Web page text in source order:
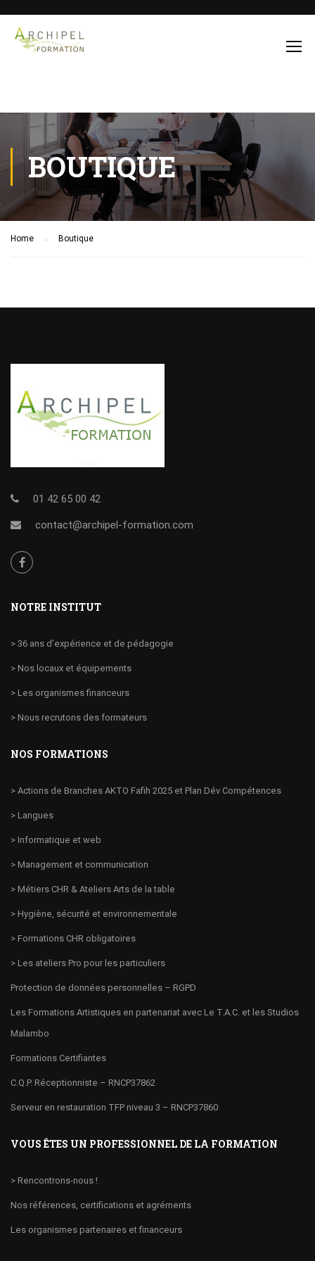
BOUTIQUE
Home Boutique
01 42 65 00 42
contact@archipel-formation.com
NOTRE INSTITUT
> 36 ans d’expérience et de pédagogie
> Nos locaux et équipements
> Les organismes financeurs
> Nous recrutons des formateurs
NOS FORMATIONS
> Actions de Branches AKTO Fafih 2025 et Plan Dév Compétences
> Langues
> Informatique et web
> Management et communication
> Métiers CHR & Ateliers Arts de la table
> Hygiène, sécurité et environnementale
> Formations CHR obligatoires
> Les ateliers Pro pour les particuliers
Protection de données personnelles – RGPD
Les Formations Artistiques en partenariat avec Le T.A.C. et les Studios
Malambo
Formations Certifiantes
C.Q.P. Réceptionniste – RNCP37862
Serveur en restauration TFP niveau 3 – RNCP37860
VOUS ÊTES UN PROFESSIONNEL DE LA FORMATION
> Rencontrons-nous !
Nos références, certifications et agréments
Les organismes partenaires et financeurs